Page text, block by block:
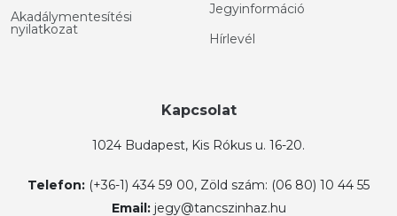
Akadálymentesítési
nyilatkozat
Jegyinformáció
Hírlevél
Kapcsolat
1024 Budapest, Kis Rókus u. 16-20.
Telefon: (+36-1) 434 59 00, Zöld szám: (06 80) 10 44 55
Email: jegy@tancszinhaz.hu